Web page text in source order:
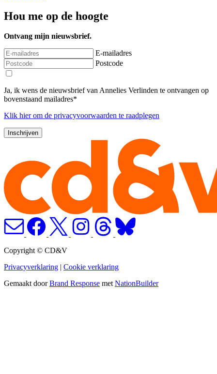
Hou me op de hoogte
Ontvang mijn nieuwsbrief.
E-mailadres
Postcode
Ja, ik wens de nieuwsbrief van Annelies Verlinden te ontvangen op
bovenstaand mailadres*
Klik hierom de privacyvoorwaarden te raadplegen
Copyright © CD&V
Privacyverklaring | Cookie verklaring
Gemaakt doorBrand Response metNationBuilder